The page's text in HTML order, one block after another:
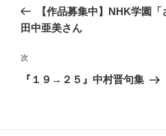
ナ
ゲ
ー
の
投
【作品募集中】NHK学園
田中亜美さん
次
の
次
『１９→２５』中村晋句集